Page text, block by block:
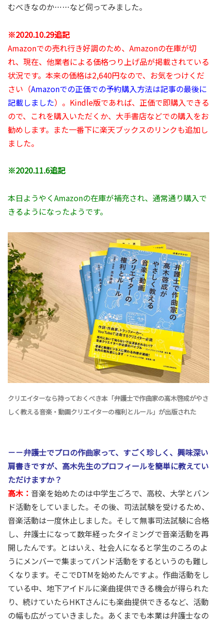
むべきなのか……など伺ってみました。
※2020.10.29追記
Amazonでの売れ行き好調のため、Amazonの在庫が切
れ、現在、他業者による価格つり上げ品が掲載されている
状況です。本来の価格は2,640円なので、お気をつけくだ
さい（Amazonでの正価での予約購入方法は記事の最後に
記載しました）。Kindle版であれば、正価で即購入できる
ので、これを購入いただくか、大手書店などでの購入をお
勧めします。また一番下に楽天ブックスのリンクも追加し
ました。
※2020.11.6追記
本日ようやくAmazonの在庫が補充され、通常通り購入で
きるようになったようです。
クリエイターなら持っておくべき本「弁護士で作曲家の高木啓成がやさ
しく教える音楽・動画クリエイターの権利とルール」が出版された
－－弁護士でプロの作曲家って、すごく珍しく、興味深い
肩書きですが、高木先生のプロフィールを簡単に教えてい
ただけますか？
高木： 音楽を始めたのは中学生ごろで、高校、大学とバン
ド活動をしていました。その後、司法試験を受けるため、
音楽活動は一度休止しました。そして無事司法試験に合格
し、弁護士になって数年経ったタイミングで音楽活動を再
開したんです。とはいえ、社会人になると学生のころのよ
うにメンバーで集まってバンド活動をするというのも難し
くなります。そこでDTMを始めたんですよ。作曲活動をし
ている中、地下アイドルに楽曲提供できる機会が得られた
り、続けていたらHKTさんにも楽曲提供できるなど、活動
の幅も広がっていきました。あくまでも本業は弁護士なの